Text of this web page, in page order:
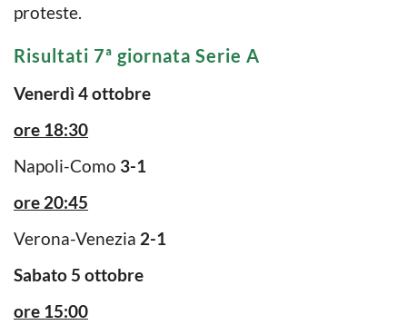
proteste.
Risultati 7ª giornata Serie A
Venerdì 4 ottobre
ore 18:30
Napoli-Como 3-1
ore 20:45
Verona-Venezia 2-1
Sabato 5 ottobre
ore 15:00